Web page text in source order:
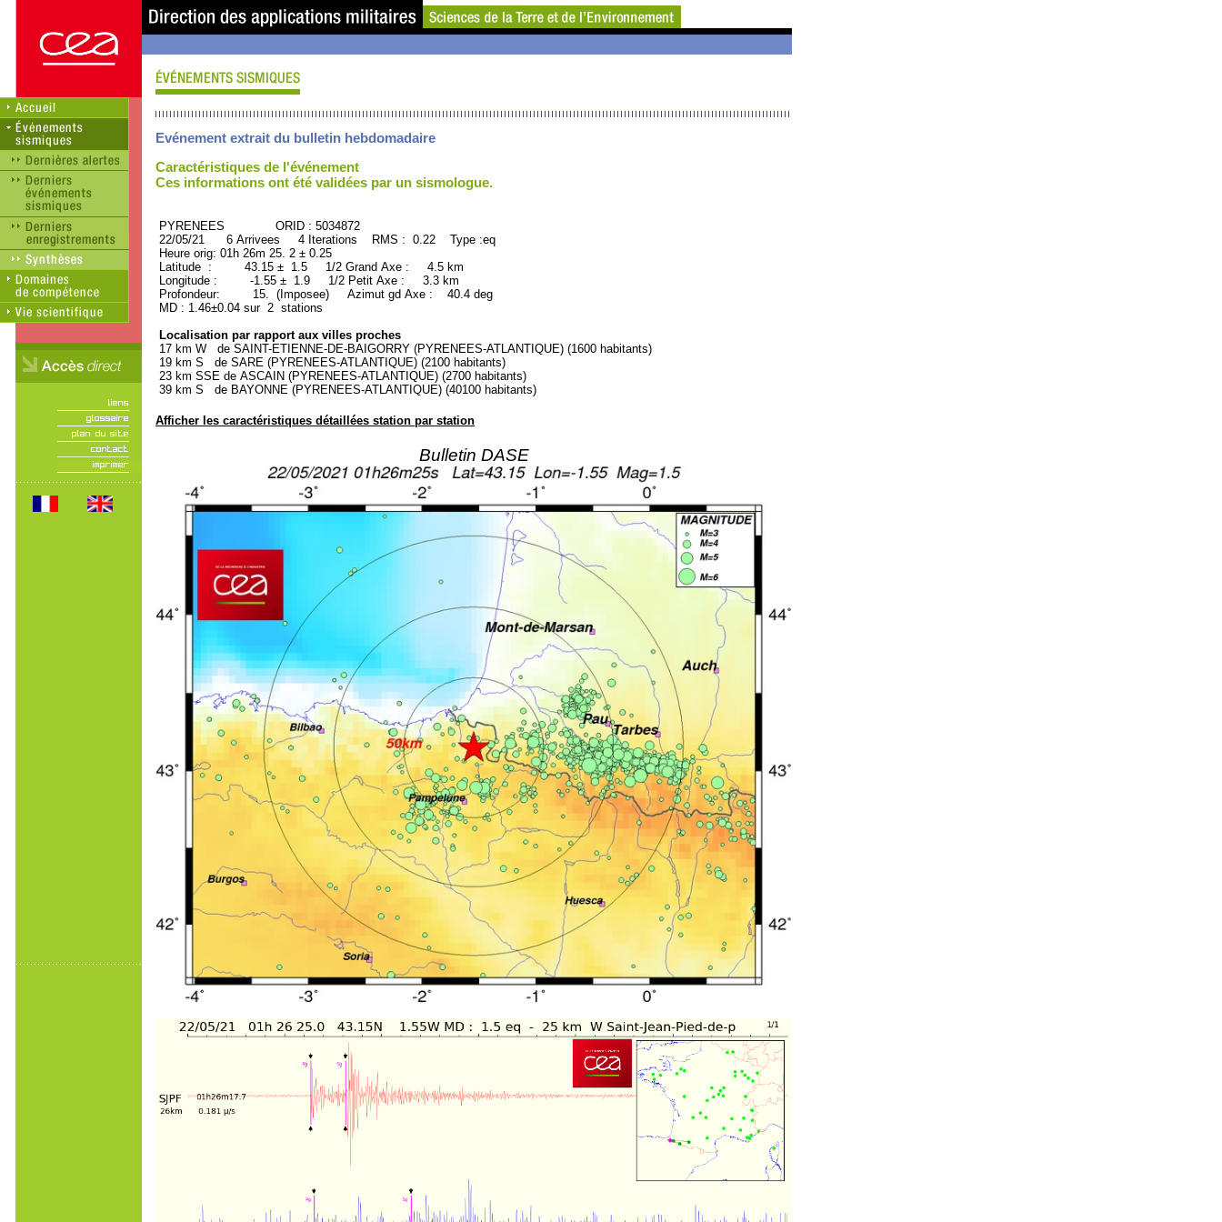
Evénement extrait du bulletin hebdomadaire
Caractéristiques de l'événement
Ces informations ont été validées par un sismologue.
PYRENEES ORID : 5034872
22/05/21 6 Arrivees 4 Iterations RMS : 0.22 Type :eq
Heure orig: 01h 26m 25. 2 ± 0.25
Latitude : 43.15 ± 1.5 1/2 Grand Axe : 4.5 km
Longitude : -1.55 ± 1.9 1/2 Petit Axe : 3.3 km
Profondeur: 15. (Imposee) Azimut gd Axe : 40.4 deg
MD : 1.46±0.04 sur 2 stations
Localisation par rapport aux villes proches
17 km W de SAINT-ETIENNE-DE-BAIGORRY (PYRENEES-ATLANTIQUE) (1600 habitants)
19 km S de SARE (PYRENEES-ATLANTIQUE) (2100 habitants)
23 km SSE de ASCAIN (PYRENEES-ATLANTIQUE) (2700 habitants)
39 km S de BAYONNE (PYRENEES-ATLANTIQUE) (40100 habitants)
Afficher les caractéristiques détaillées station par station
Bulletin DASE